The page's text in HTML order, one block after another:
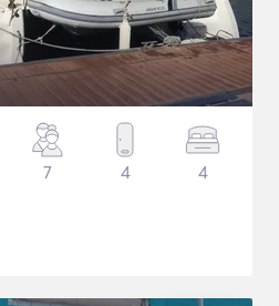
7 4 4